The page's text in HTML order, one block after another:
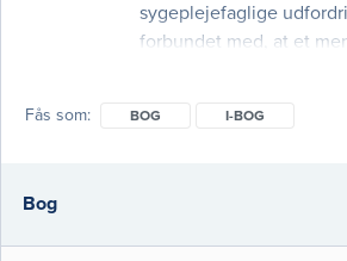
sygeplejefaglige
forbundet med, at et
udkom første gang i
udfordringer, som
Fås som BOG I-BOG
Bog